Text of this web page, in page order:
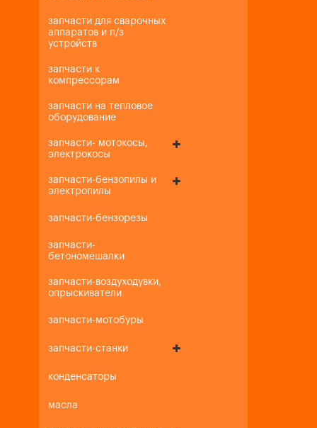
запчасти для сварочных
аппаратов и п/з
устройств
запчасти к
компрессорам
запчасти на тепловое
оборудование
запчасти- мотокосы,
электрокосы
запчасти-бензопилы и
электропилы
запчасти-бензорезы
запчасти-
бетономешалки
запчасти-воздуходувки,
опрыскиватели
запчасти-мотобуры
запчасти-станки
конденсаторы
масла